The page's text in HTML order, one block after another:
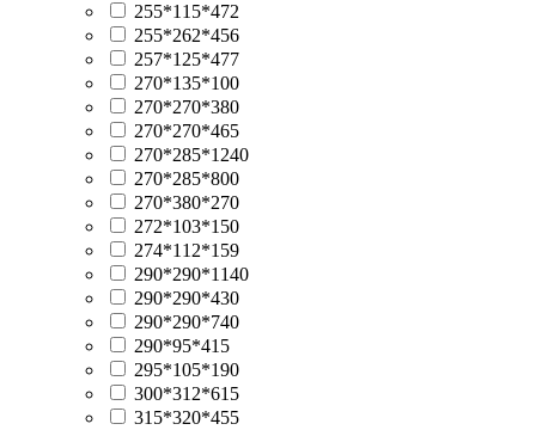
255*115*472
255*262*456
257*125*477
270*135*100
270*270*380
270*270*465
270*285*1240
270*285*800
270*380*270
272*103*150
274*112*159
290*290*1140
290*290*430
290*290*740
290*95*415
295*105*190
300*312*615
315*320*455